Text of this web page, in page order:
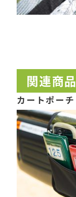
関連商品
カートポーチ